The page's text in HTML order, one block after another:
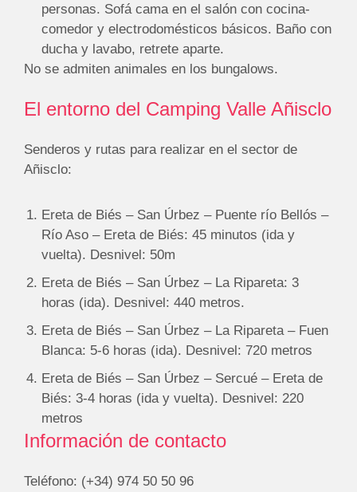
personas. Sofá cama en el salón con cocina-
comedor y electrodomésticos básicos. Baño con
ducha y lavabo, retrete aparte.
No se admiten animales en los bungalows.
El entorno del Camping Valle Añisclo
Senderos y rutas para realizar en el sector de
Añisclo:
Ereta de Biés – San Úrbez – Puente río Bellós –
Río Aso – Ereta de Biés: 45 minutos (ida y
vuelta). Desnivel: 50m
Ereta de Biés – San Úrbez – La Ripareta: 3
horas (ida). Desnivel: 440 metros.
Ereta de Biés – San Úrbez – La Ripareta – Fuen
Blanca: 5-6 horas (ida). Desnivel: 720 metros
Ereta de Biés – San Úrbez – Sercué – Ereta de
Biés: 3-4 horas (ida y vuelta). Desnivel: 220
metros
Información de contacto
Teléfono: (+34) 974 50 50 96